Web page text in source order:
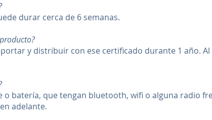
durar cerca de 6 semanas.
y distribuir con ese certificado durante 1 año.
batería, que tengan bluetooth, wifi o alguna radio
adelante.